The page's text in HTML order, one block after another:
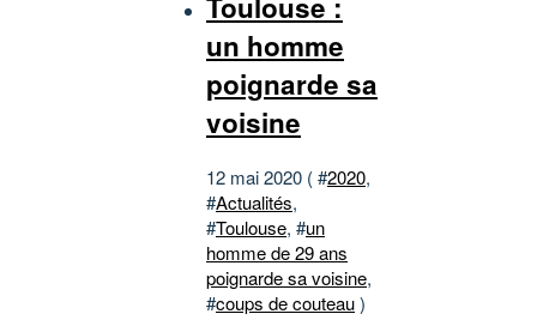
un homme
poignarde sa
voisine
12 mai 2020 ( #2020,
#Actualités,
#Toulouse, #un
homme de 29 ans
poignarde sa voisine,
#coups de couteau)